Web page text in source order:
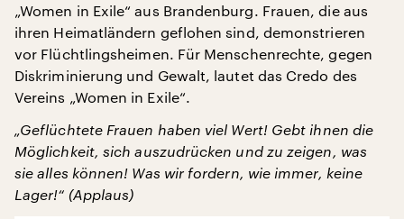
„Women in Exile“ aus Brandenburg. Frauen, die aus
ihren Heimatländern geflohen sind, demonstrieren
vor Flüchtlingsheimen. Für Menschenrechte, gegen
Diskriminierung und Gewalt, lautet das Credo des
Vereins „Women in Exile“.
„Geflüchtete Frauen haben viel Wert! Gebt ihnen die
Möglichkeit, sich auszudrücken und zu zeigen, was
sie alles können! Was wir fordern, wie immer, keine
Lager!“ (Applaus)